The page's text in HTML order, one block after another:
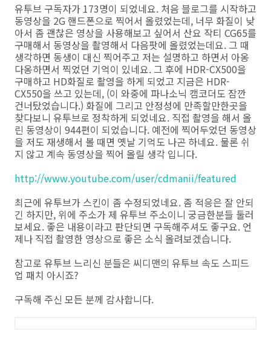
유투브 구독자가 173명이 되었네요. 처음 블로그를 시작하고
동영상을 2G 핸드폰으로 찍어서 올렸었는데, 너무 화질이 낮
아서 좀 괜찮은 영상을 사용해보고 싶어서 산요 작티 CG65를
구매해서 동영상을 촬영해서 다음팟에 올렸었는데요. 그 때
생각하면 동생이 대신 찍어주고 저는 설명하고 하면서 아옹
다옹하면서 찍었던 기억이 있네요. 그 후에 HDR-CX500을
구매하고 HD화질로 촬영을 하게 되었고 지금은 HDR-
CX550을 쓰고 있는데, (이 와중에 파나소닉 캠코더도 잠깐
건너탔었습니다.) 화질에 그리고 안정성에 만족할만한곳을
찾다보니 유투브로 정착하게 되었네요. 직접 촬영을 해서 올
린 동영상이 944편이 되었습니다. 예전에 찍어두었던 동영상
을 저도 재생해서 볼 때면 옛날 기억도 나곤 하네요. 물론 쉬
지 않고 계속 동영상을 찍어 올릴 생각 입니다.
http://www.youtube.com/user/cdmanii/featured
최근에 유투브가 스킨이 좀 수정되었네요. 좀 적응은 잘 안되
긴 하지만, 위에 주소가 제 유투브 주소이니 궁금한분들 둘러
보세요. 좋은 내용이라고 판단되면 구독해주셔도 좋구요. 언
제나 직접 촬영한 영상으로 좋은 소식 올려보겠습니다.
참고로 유투브 느리신 분들은 씨디맨의 유투브 속도 스피드
업 패치 아시죠?
구독해 주신 모든 분께 감사합니다.